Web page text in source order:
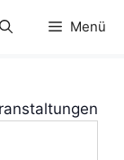
Menü